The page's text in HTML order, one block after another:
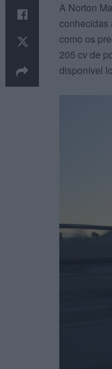
A Norton
conhecidas
como os
205 cv de
disponível